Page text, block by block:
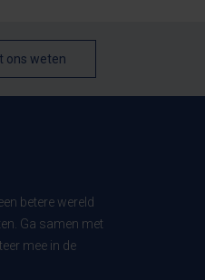
ons weten
betere wereld
Ga samen met
mee in de